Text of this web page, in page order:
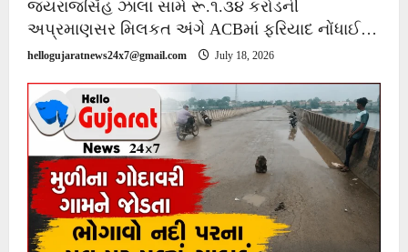
જયરાજસિંહ ઝાલા સામે રૂ.૧.૩૪ કરોડની
અપ્રમાણસર મિલકત અંગે ACBમાં ફરિયાદ નોંધાઈ…
hellogujaratnews24x7@gmail.com July 18, 2026